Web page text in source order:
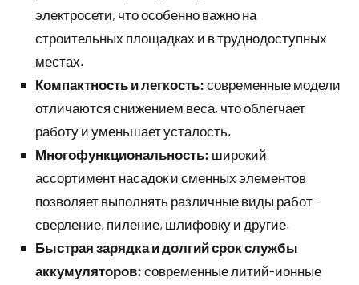
электросети, что особенно важно на
строительных площадках и в труднодоступных
местах.
Компактность и легкость: современные модели
отличаются снижением веса, что облегчает
работу и уменьшает усталость.
Многофункциональность: широкий
ассортимент насадок и сменных элементов
позволяет выполнять различные виды работ –
сверление, пиление, шлифовку и другие.
Быстрая зарядка и долгий срок службы
аккумуляторов: современные литий-ионные